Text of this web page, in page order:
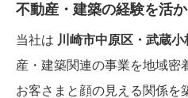
不動産・建築の経験を活
当社は 川崎市中原区・武蔵小
産・建築関連の事業を地域密
お客さまと顔の見える関係を